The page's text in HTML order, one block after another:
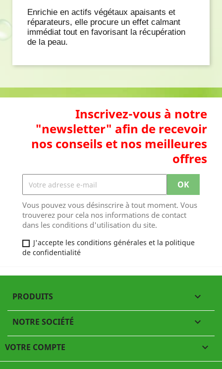
Enrichie en actifs végétaux apaisants et
réparateurs, elle procure un effet calmant
immédiat tout en favorisant la récupération
de la peau.
Inscrivez-vous à notre
"newsletter" afin de recevoir
nos conseils et nos meilleures
offres
Vous pouvez vous désinscrire à tout moment. Vous
trouverez pour cela nos informations de contact
dans les conditions d'utilisation du site.
J'accepte les conditions générales et la politique
de confidentialité
PRODUITS 
NOTRE SOCIÉTÉ 
VOTRE COMPTE 